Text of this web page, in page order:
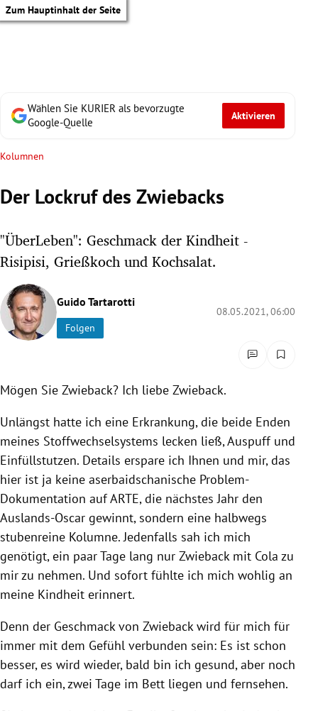
Zum Hauptinhalt der Seite
Untermenü
Untermenü
Untermenü
Untermenü
Untermenü
Untermenü
Untermenü
Untermenü
Wählen Sie KURIER als bevorzugte
Google-Quelle
Aktivieren
Kolumnen
Der Lockruf des Zwiebacks
"ÜberLeben": Geschmack der Kindheit -
Risipisi, Grießkoch und Kochsalat.
Guido Tartarotti
Folgen
08.05.2021, 06:00
Mögen Sie Zwieback? Ich liebe Zwieback.
Unlängst hatte ich eine Erkrankung, die beide Enden
meines Stoffwechselsystems lecken ließ, Auspuff und
Einfüllstutzen. Details erspare ich Ihnen und mir, das
hier ist ja keine aserbaidschanische Problem-
Dokumentation auf ARTE, die nächstes Jahr den
Auslands-Oscar gewinnt, sondern eine halbwegs
stubenreine Kolumne. Jedenfalls sah ich mich
genötigt, ein paar Tage lang nur Zwieback mit Cola zu
mir zu nehmen. Und sofort fühlte ich mich wohlig an
meine Kindheit erinnert.
Denn der Geschmack von Zwieback wird für mich für
immer mit dem Gefühl verbunden sein: Es ist schon
besser, es wird wieder, bald bin ich gesund, aber noch
darf ich ein, zwei Tage im Bett liegen und fernsehen.